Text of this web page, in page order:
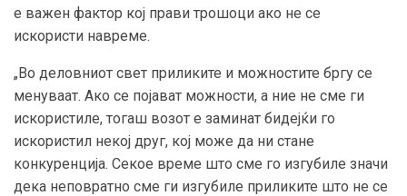
е важен фактор кој прави трошоци ако не се
искористи навреме.
„Во деловниот свет приликите и можностите бргу се
менуваат. Ако се појават можности, а ние не сме ги
искористиле, тогаш возот е заминат бидејќи го
искористил некој друг, кој може да ни стане
конкуренција. Секое време што сме го изгубиле значи
дека неповратно сме ги изгубиле приликите што не се